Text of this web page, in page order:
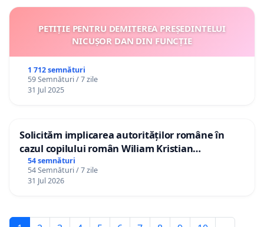
PETIȚIE PENTRU DEMITEREA PREȘEDINTELUI
NICUȘOR DAN DIN FUNCȚIE
1 712 semnături
59 Semnături / 7 zile
31 Jul 2025
Solicităm implicarea autorităților române în
cazul copilului român Wiliam Kristian
Gheorghe, aflat în plasament în Danemarca de
12 ani
54 semnături
54 Semnături / 7 zile
31 Jul 2026